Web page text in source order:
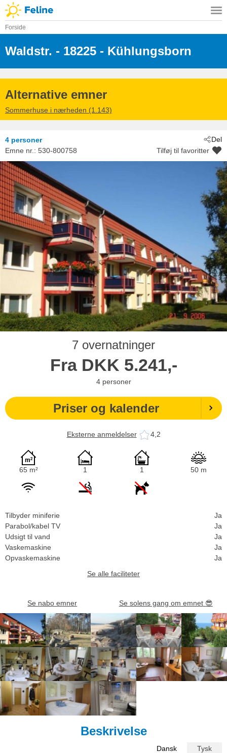
Forside
Waldstr. - 18225 - Kühlungsborn
Alternative emner
Sommerhuse i nærheden (1.143)
Del
4 personer
Emne nr.: 530-800758 Tilføj til favoritter
7 overnatninger
Fra DKK 5.241,-
4 personer
Priser og kalender
Eksterne anmeldelser 4,2
65 m² 1 1 50 m
Tilbyder miniferie
Ja
Parabol/kabel TV
Ja
Udsigt til vand
Ja
Vaskemaskine
Ja
Opvaskemaskine
Ja
Se alle faciliteter
Se nabo emner Se solens gang om emnet 😎
Beskrivelse
Dansk Tysk